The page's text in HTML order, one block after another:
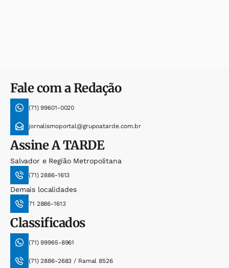
Fale com a Redação
(71) 99601-0020
jornalismoportal@grupoatarde.com.br
AssineA TARDE
Salvador e Região Metropolitana
(71) 2886-1613
Demais localidades
71 2886-1613
Classificados
(71) 99965-8961
(71) 2886-2683 / Ramal 8526